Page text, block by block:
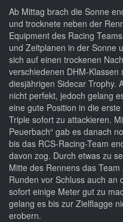
Ab Mittag brach die Sonne
und trocknete neben der
Equipment des Racing
und Zeltplanen in der Sonne
sich auf einen trockenen
verschiedenen DHM-
diesjährigen Sidecar Trophy.
nicht perfekt, jedoch gelang
eine gute Position in die
Triple sofort zu attackieren.
Peuerbach“ gab es danach
bis das RCS-Racing-Team
davon zog. Durch etwas zu
Mitte des Rennens das
Runden vor Schluss auch an
sofort einige Meter gut zu
gelang es bis zur Zielflagge
erobern.